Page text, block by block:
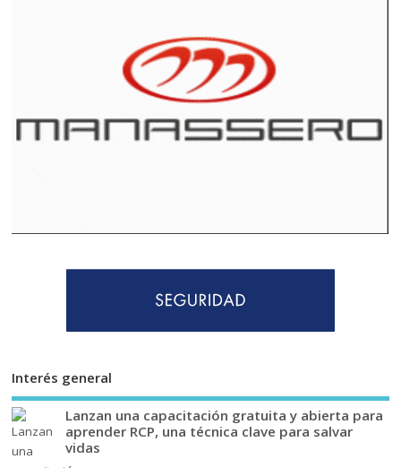
Interés general
Lanzan una capacitación gratuita y abierta para
aprender RCP, una técnica clave para salvar
vidas